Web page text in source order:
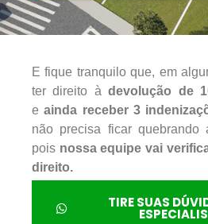
E fique tranquilo que, em
ter direito àdevolução de
eainda receber 3
não precisa ficar quebrando
pois nossa equipe vai
direito.
TIRE SUAS